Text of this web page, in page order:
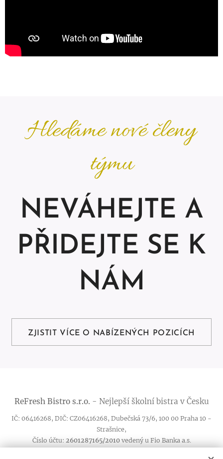
Hledáme nové členy
týmu
NEVÁHEJTE A
PŘIDEJTE SE K
NÁM
ZJISTIT VÍCE O NABÍZENÝCH POZICÍCH
ReFresh Bistros.r.o. - Nejlepší školní bistra v Česku
IČ: 06416268, DIČ: CZ06416268, Dubečská 73/6, 100 00 Praha 10 -
Strašnice,
Číslo účtu: 2601287165/2010 vedený u Fio Banka a.s.